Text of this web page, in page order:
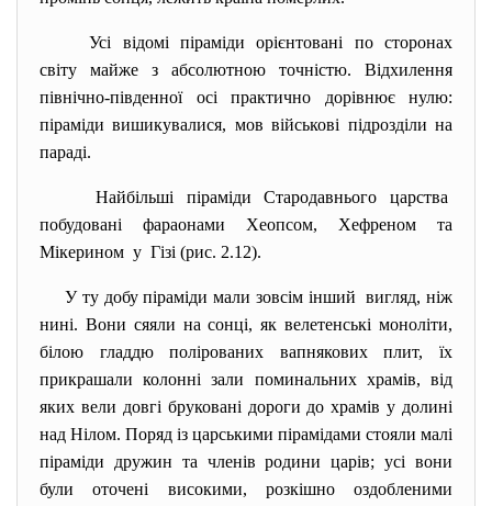
Усі відомі піраміди орієнтовані по сторонах
світу майже з абсолютною точністю. Відхилення
північно-південної осі практично дорівнює нулю:
піраміди вишикувалися, мов військові підрозділи на
параді.
Найбільші піраміди Стародавнього царства
побудовані фараонами Хеопсом, Хефреном та
Мікерином у Гізі (рис. 2.12).
У ту добу піраміди мали зовсім інший вигляд, ніж
нині. Вони сяяли на сонці, як велетенські моноліти,
білою гладдю полірованих вапнякових плит, їх
прикрашали колонні зали поминальних храмів, від
яких вели довгі бруковані дороги до храмів у долині
над Нілом. Поряд із царськими пірамідами стояли малі
піраміди дружин та членів родини царів; усі вони
були оточені високими, розкішно оздобленими